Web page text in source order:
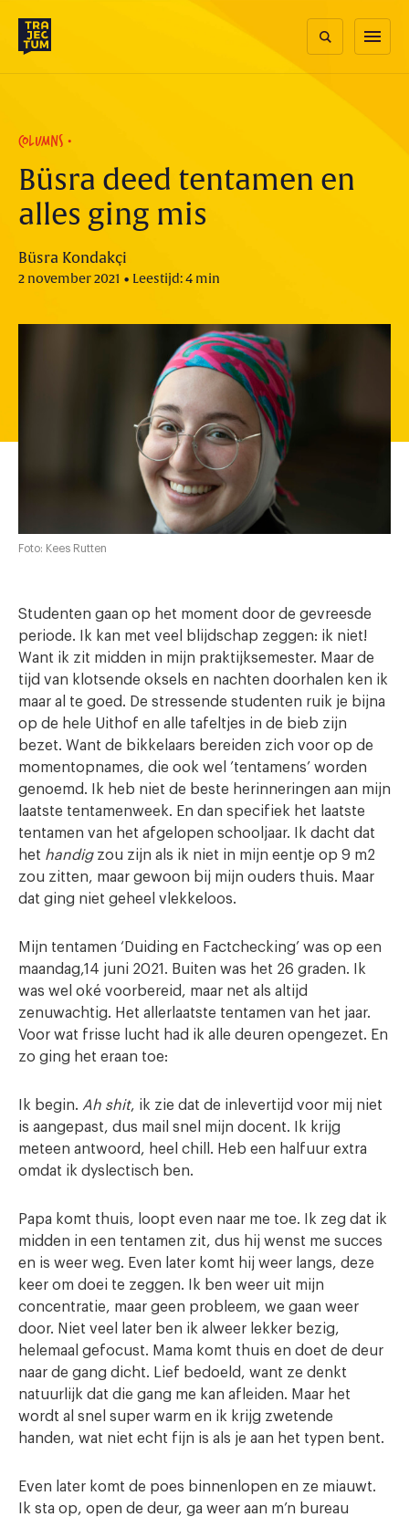
content
menu
COLUMNS
Büsra deed tentamen en
alles ging mis
Büsra Kondakçi
2 november 2021 • Leestijd: 4 min
Foto: Kees Rutten
Studenten gaan op het moment door de gevreesde
periode. Ik kan met veel blijdschap zeggen: ik niet!
Want ik zit midden in mijn praktijksemester. Maar de
tijd van klotsende oksels en nachten doorhalen ken ik
maar al te goed. De stressende studenten ruik je bijna
op de hele Uithof en alle tafeltjes in de bieb zijn
bezet. Want de bikkelaars bereiden zich voor op de
momentopnames, die ook wel ’tentamens’ worden
genoemd. Ik heb niet de beste herinneringen aan mijn
laatste tentamenweek. En dan specifiek het laatste
tentamen van het afgelopen schooljaar. Ik dacht dat
het handigzou zijn als ik niet in mijn eentje op 9 m2
zou zitten, maar gewoon bij mijn ouders thuis. Maar
dat ging niet geheel vlekkeloos.
Mijn tentamen ‘Duiding en Factchecking’ was op een
maandag,14 juni 2021. Buiten was het 26 graden. Ik
was wel oké voorbereid, maar net als altijd
zenuwachtig. Het allerlaatste tentamen van het jaar.
Voor wat frisse lucht had ik alle deuren opengezet. En
zo ging het eraan toe:
Ik begin. Ah shit, ik zie dat de inlevertijd voor mij niet
is aangepast, dus mail snel mijn docent. Ik krijg
meteen antwoord, heel chill. Heb een halfuur extra
omdat ik dyslectisch ben.
Papa komt thuis, loopt even naar me toe. Ik zeg dat ik
midden in een tentamen zit, dus hij wenst me succes
en is weer weg. Even later komt hij weer langs, deze
keer om doei te zeggen. Ik ben weer uit mijn
concentratie, maar geen probleem, we gaan weer
door. Niet veel later ben ik alweer lekker bezig,
helemaal gefocust. Mama komt thuis en doet de deur
naar de gang dicht. Lief bedoeld, want ze denkt
natuurlijk dat die gang me kan afleiden. Maar het
wordt al snel super warm en ik krijg zwetende
handen, wat niet echt fijn is als je aan het typen bent.
Even later komt de poes binnenlopen en ze miauwt.
Ik sta op, open de deur, ga weer aan m’n bureau